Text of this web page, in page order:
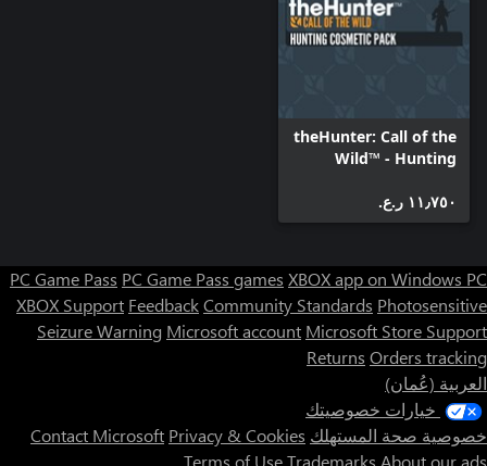
theHunter: Call of the
Wild™ - Hunting
١١٫٧٥٠ ر.ع.‏
PC Game Pass PC Game Pass games XBOX app on Windows PC
XBOX Support FeedbackCommunity Standards Photosensitive
Seizure Warning Microsoft account Microsoft Store Support
Returns Orders tracking
العربية (عُمان)
خيارات خصوصيتك
خصوصية صحة المستهلك
Contact Microsoft Privacy & Cookies
Terms of UseTrademarks About our ads